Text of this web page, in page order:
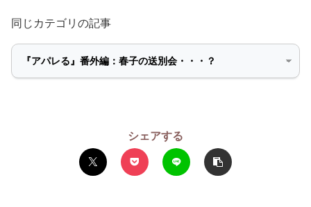
同じカテゴリの記事
シェアする